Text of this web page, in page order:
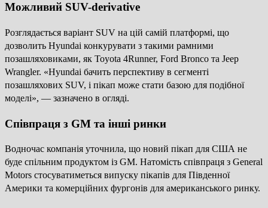
Можливий SUV-derivative
Розглядається варіант SUV на цій самій платформі, що
дозволить Hyundai конкурувати з такими рамними
позашляховиками, як Toyota 4Runner, Ford Bronco та Jeep
Wrangler. «Hyundai бачить перспективу в сегменті
позашляхових SUV, і пікап може стати базою для подібної
моделі», — зазначено в огляді.
Співпраця з GM та інші ринки
Водночас компанія уточнила, що новий пікап для США не
буде спільним продуктом із GM. Натомість співпраця з General
Motors стосуватиметься випуску пікапів для Південної
Америки та комерційних фургонів для американського ринку.